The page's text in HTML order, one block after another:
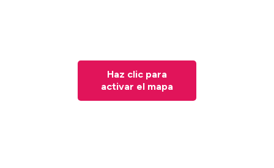
Haz clic para
activar el mapa